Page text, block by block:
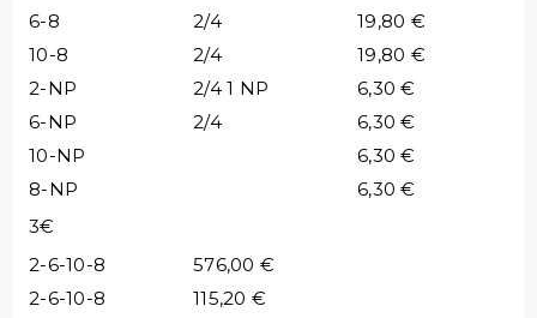
6-8
2/4
19,80 €
10-8
2/4
19,80 €
2-NP
2/4 1 NP
6,30 €
6-NP
2/4
6,30 €
10-NP
6,30 €
8-NP
6,30 €
3€
2-6-10-8
576,00 €
2-6-10-8
115,20 €